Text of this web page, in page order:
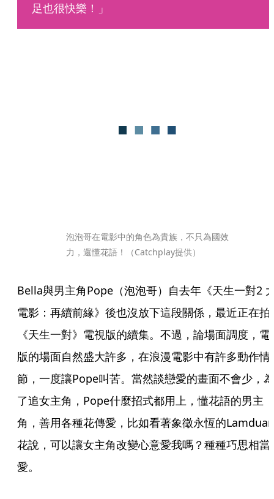
足也很快樂！」
泡泡哥在電影中的角色為貴族，不只為國效
力，還懂花語！（Catchplay提供）
Bella與男主角Pope（泡泡哥）自去年《天生一對2
電影：再續前緣》後也沒放下這段關係，最近正在拍
《天生一對》電視版的續集。不過，論場面調度，電
版的場面自然盛大許多，在浪漫電影中有許多動作情
節，一度讓Pope叫苦。當然談戀愛的畫面不會少，為
了追女主角，Pope什麼招式都用上，懂花語的男主
角，善用各種花傳愛，比如看著象徵永恆的Lamduan
花說，可以讓女主角改變心意愛我嗎？種種巧思相當
愛。